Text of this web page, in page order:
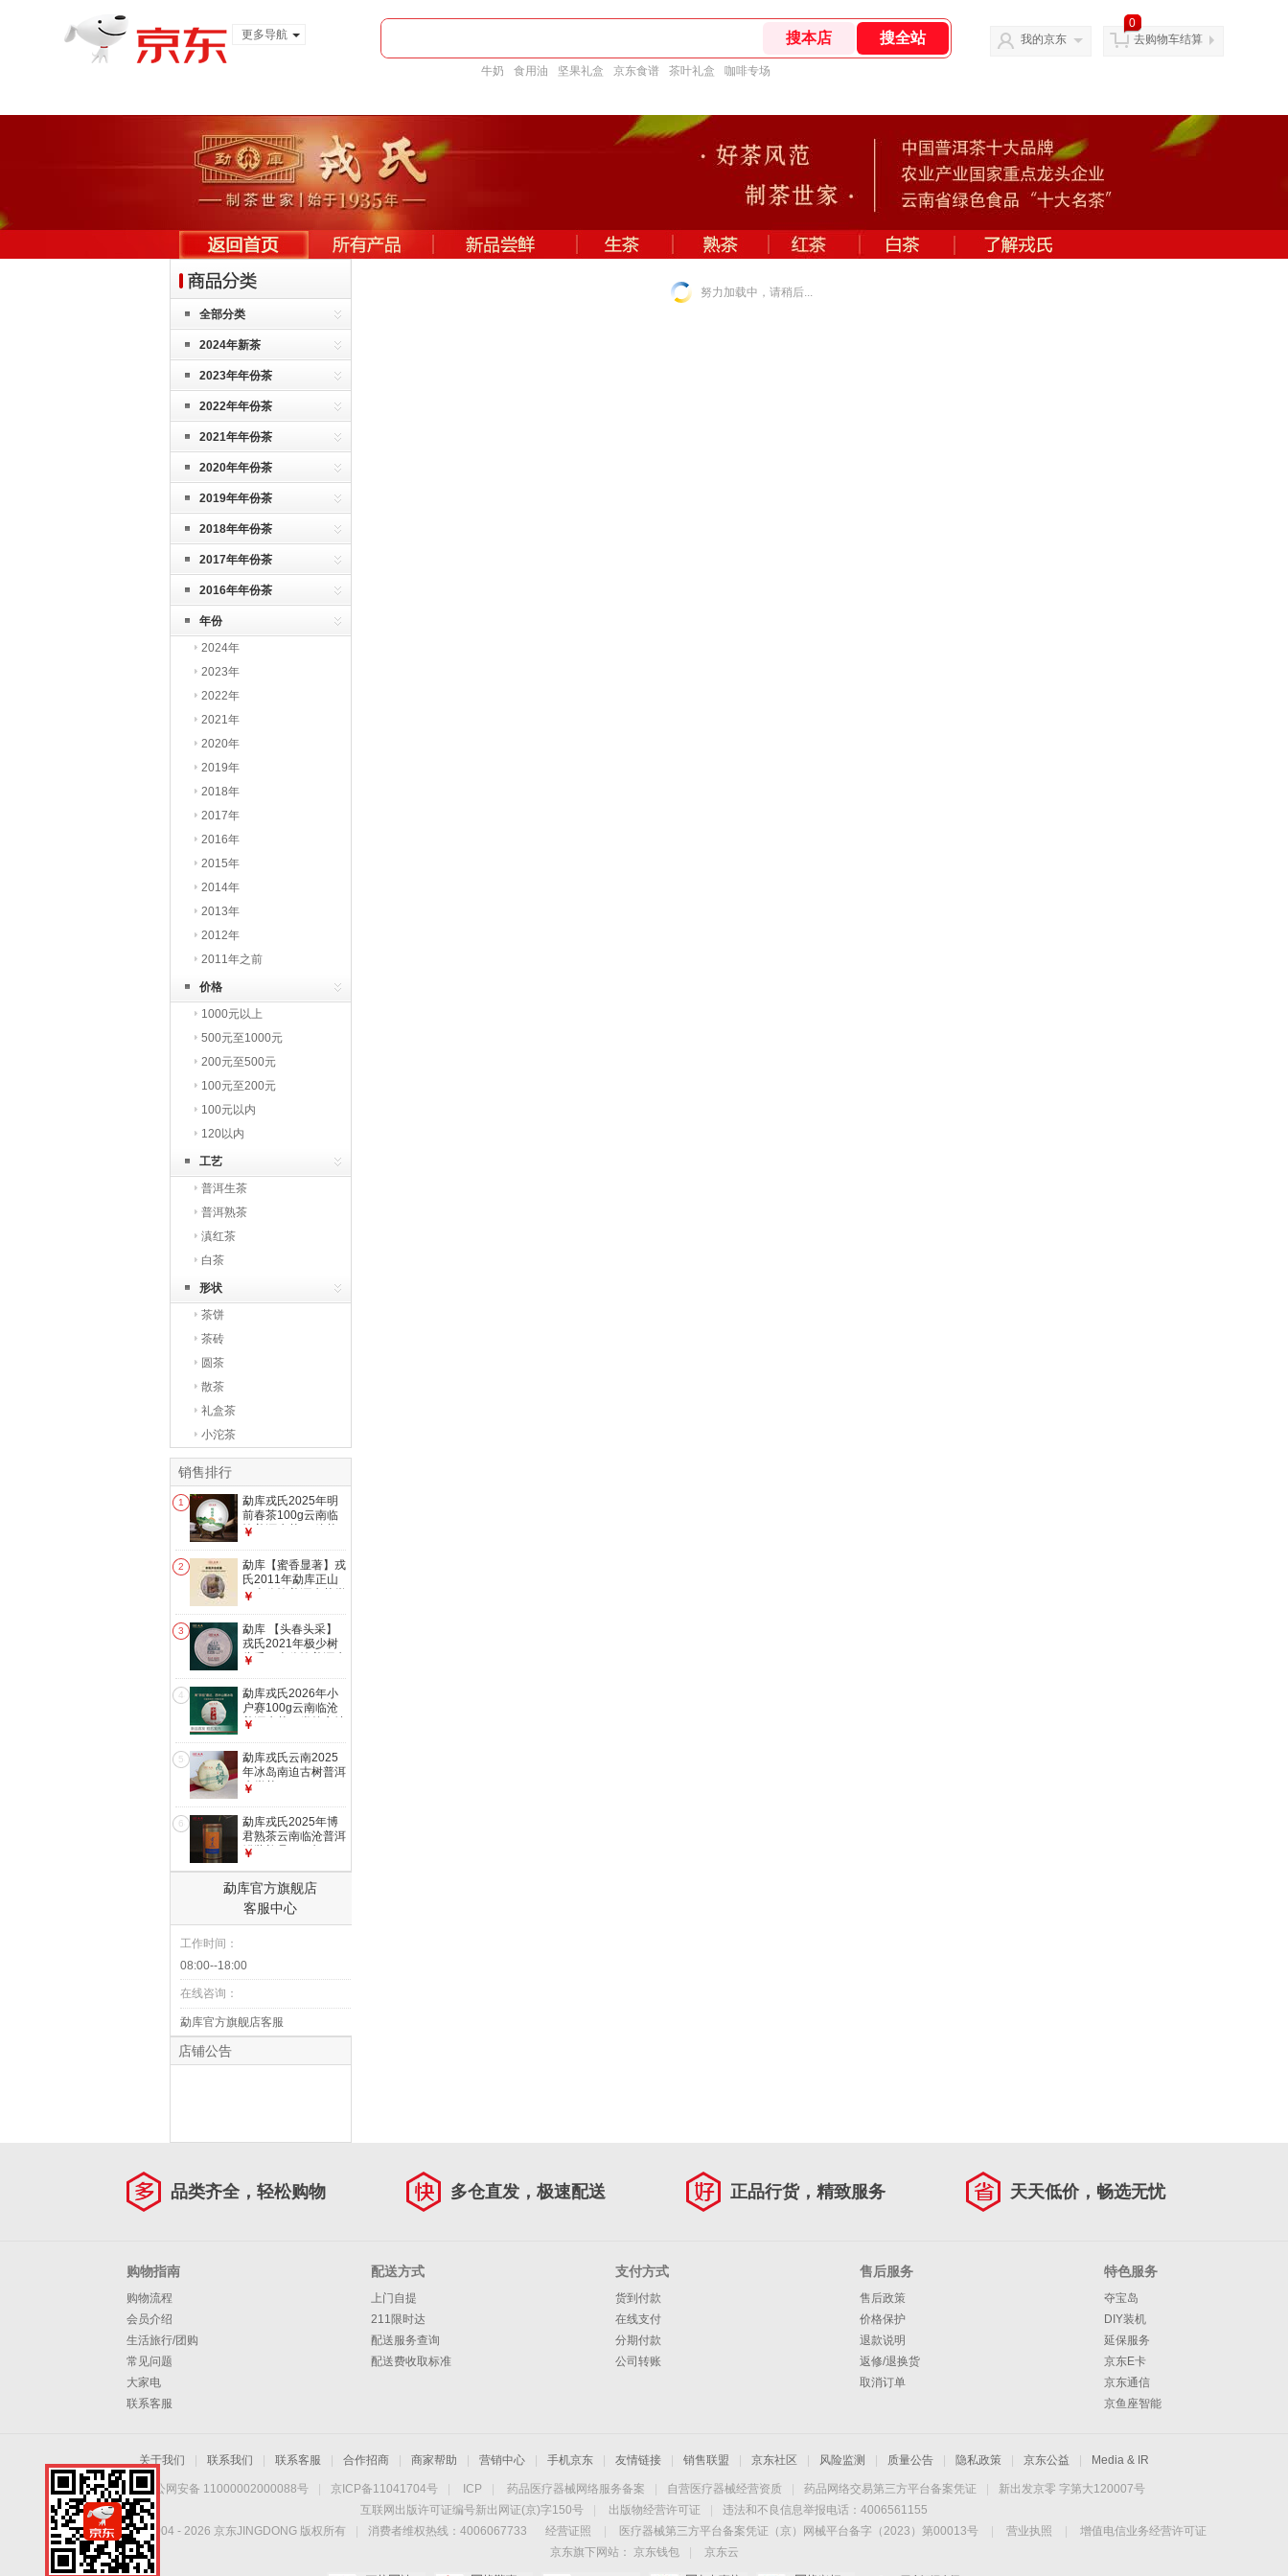
更多导航
牛奶 食用油 坚果礼盒 京东食谱 茶叶礼盒 咖啡专场
我的京东
0
去购物车结算
全部分类
2024年新茶
2023年年份茶
2022年年份茶
2021年年份茶
2020年年份茶
2019年年份茶
2018年年份茶
2017年年份茶
2016年年份茶
年份
2024年
2023年
2022年
2021年
2020年
2019年
2018年
2017年
2016年
2015年
2014年
2013年
2012年
2011年之前
价格
1000元以上
500元至1000元
200元至500元
100元至200元
100元以内
120以内
工艺
普洱生茶
普洱熟茶
滇红茶
白茶
形状
茶饼
茶砖
圆茶
散茶
礼盒茶
小沱茶
销售排行
1
勐库戎氏2025年明
前春茶100g云南临
沧普洱生茶 口粮茶
￥
2
勐库【蜜香显著】戎
氏2011年勐库正山
云南临沧普洱生茶饼
￥
3
勐库 【头春头采】
戎氏2021年极少树
头采云南临沧普洱生
￥
4
勐库戎氏2026年小
户赛100g云南临沧
普洱生茶一类核心地
500g拍5发6到手6
片
￥
5
勐库戎氏云南2025
年冰岛南迫古树普洱
生饼茶100g 100g
￥
6
勐库戎氏2025年博
君熟茶云南临沧普洱
罐装礼品100克
￥
勐库官方旗舰店
客服中心
工作时间：
08:00--18:00
在线咨询：
勐库官方旗舰店客服
店铺公告
努力加载中，请稍后...
品类齐全，轻松购物 多仓直发，极速配送 正品行货，精致服务 天天低价，畅选无忧
购物指南
购物流程
会员介绍
生活旅行/团购
常见问题
大家电
联系客服
配送方式
上门自提
211限时达
配送服务查询
配送费收取标准
支付方式
货到付款
在线支付
分期付款
公司转账
售后服务
售后政策
价格保护
退款说明
返修/退换货
取消订单
特色服务
夺宝岛
DIY装机
延保服务
京东E卡
京东通信
京鱼座智能
关于我们 联系我们 联系客服 合作招商 商家帮助 营销中心 手机京东 友情链接 销售联盟 京东社区 风险监测 质量公告 隐私政策 京东公益 Media & IR
京公网安备 11000002000088号 京ICP备11041704号 ICP 药品医疗器械网络服务备案 自营医疗器械经营资质 药品网络交易第三方平台备案凭证
新出发京零 字第大120007号
互联网出版许可证编号新出网证(京)字150号
出版物经营许可证
违法和不良信息举报电话：4006561155
Copyright © 2004 - 2026 京东JINGDONG 版权所有 消费者维权热线：4006067733 经营证照 医疗器械第三方平台备案凭证（京）网械平台备字（2023）第00013号 营业执照
增值电信业务经营许可证
京东旗下网站：
京东钱包
京东云
手机扫一扫，劲爆优